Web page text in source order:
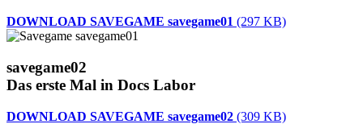
DOWNLOAD SAVEGAME savegame01 (297 KB)
savegame02
Das erste Mal in Docs Labor
DOWNLOAD SAVEGAME savegame02 (309 KB)